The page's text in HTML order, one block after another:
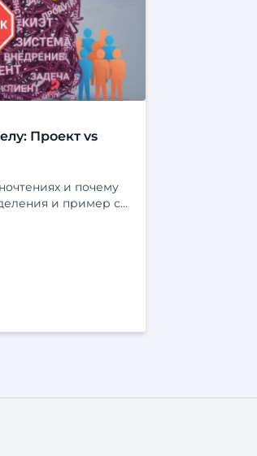
Проект vs
и почему
и пример с